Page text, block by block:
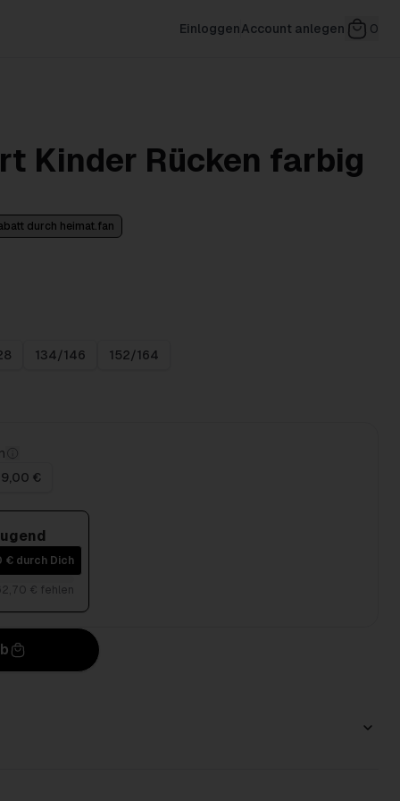
EinloggenAccount anlegen 0
Kinder Rücken farbig
durch heimat.fan
134/146
152/164
9,00 €
€ durch Dich
€ fehlen